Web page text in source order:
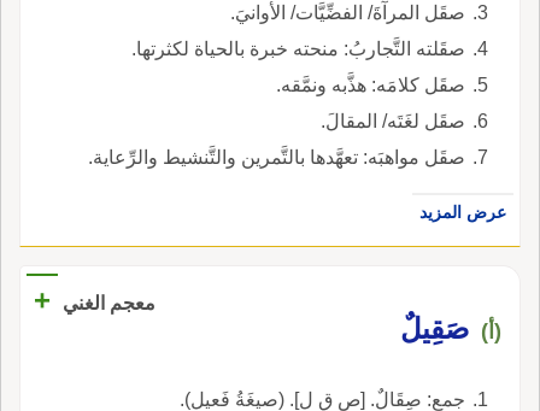
صقَل المرآةَ/ الفضِّيَّات/ الأوانيَ.
صقَلته التَّجاربُ: منحته خبرة بالحياة لكثرتها.
صقَل كلامَه: هذَّبه ونمَّقه.
صقَل لغَتَه/ المقالَ.
صقَل مواهبَه: تعهَّدها بالتَّمرين والتَّنشيط والرِّعاية.
عرض المزيد
معجم الغني +
(أ) صَقِيلٌ
جمع: صِقَالٌ. [ص ق ل]. (صيغَةُ فَعيل).